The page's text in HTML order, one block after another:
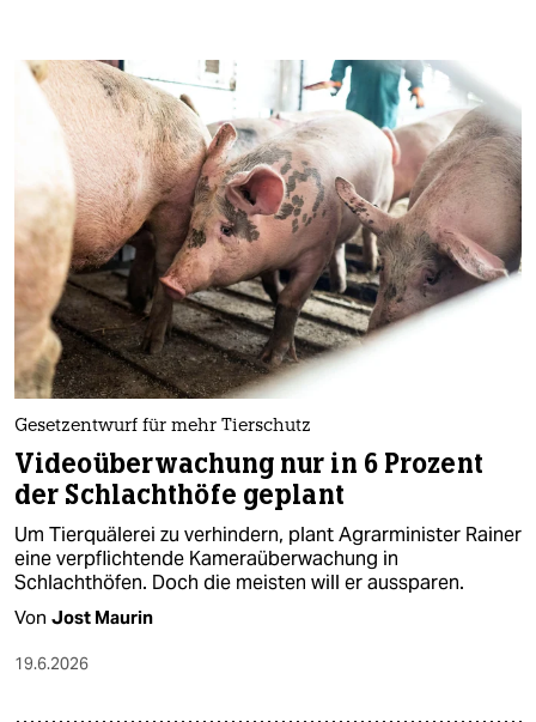
genossenschaft
epaper login
Gesetzentwurf für mehr Tierschutz
Videoüberwachung nur in 6 Prozent
der Schlachthöfe geplant
Um Tierquälerei zu verhindern, plant Agrarminister Rainer
eine verpflichtende Kameraüberwachung in
Schlachthöfen. Doch die meisten will er aussparen.
Von Jost Maurin
19.6.2026